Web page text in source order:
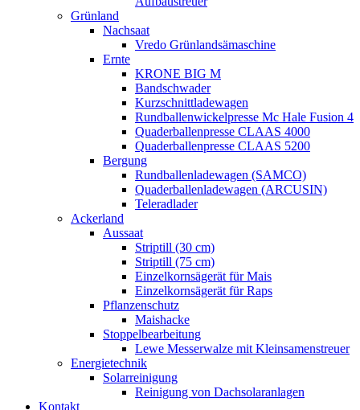
Grünland
Nachsaat
Vredo Grünlandsämaschine
Ernte
KRONE BIG M
Bandschwader
Kurzschnittladewagen
Rundballenwickelpresse Mc Hale Fusion 4
Quaderballenpresse CLAAS 4000
Quaderballenpresse CLAAS 5200
Bergung
Rundballenladewagen (SAMCO)
Quaderballenladewagen (ARCUSIN)
Teleradlader
Ackerland
Aussaat
Striptill (30 cm)
Striptill (75 cm)
Einzelkornsägerät für Mais
Einzelkornsägerät für Raps
Pflanzenschutz
Maishacke
Stoppelbearbeitung
Lewe Messerwalze mit Kleinsamenstreuer
Energietechnik
Solarreinigung
Reinigung von Dachsolaranlagen
Kontakt